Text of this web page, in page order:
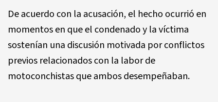
De acuerdo con la acusación, el hecho ocurrió en
momentos en que el condenado y la víctima
sostenían una discusión motivada por conflictos
previos relacionados con la labor de
motoconchistas que ambos desempeñaban.